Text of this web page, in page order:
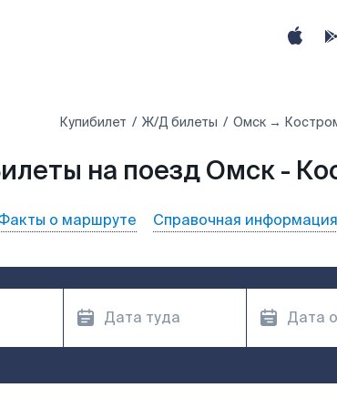
Купибилет Ж/Д билеты Омск →
на поезд Омск -
о маршруте Справочная информация